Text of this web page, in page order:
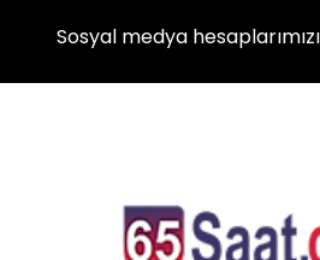
Sosyal medya